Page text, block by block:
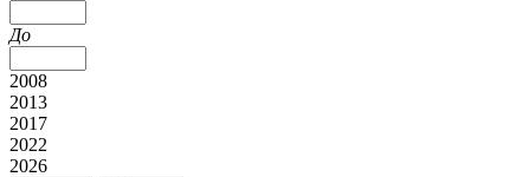
До
2008
2013
2017
2022
2026